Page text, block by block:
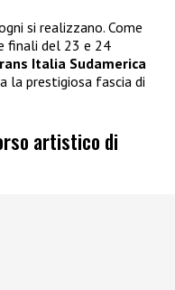
si realizzano. Come
finali del 23 e 24
Italia Sudamerica
la prestigiosa fascia di
artistico di